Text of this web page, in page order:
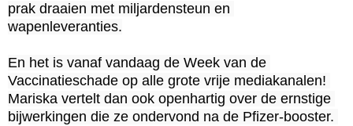
prak draaien met miljardensteun en
wapenleveranties.
En het is vanaf vandaag de Week van de
Vaccinatieschade op alle grote vrije mediakanalen!
Mariska vertelt dan ook openhartig over de ernstige
bijwerkingen die ze ondervond na de Pfizer-booster.